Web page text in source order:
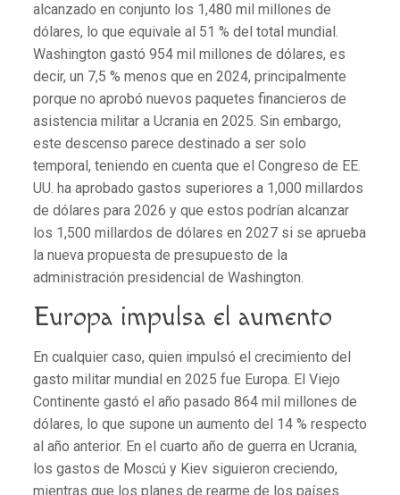
alcanzado en conjunto los 1,480 mil millones de
dólares, lo que equivale al 51 % del total mundial.
Washington gastó 954 mil millones de dólares, es
decir, un 7,5 % menos que en 2024, principalmente
porque no aprobó nuevos paquetes financieros de
asistencia militar a Ucrania en 2025. Sin embargo,
este descenso parece destinado a ser solo
temporal, teniendo en cuenta que el Congreso de EE.
UU. ha aprobado gastos superiores a 1,000 millardos
de dólares para 2026 y que estos podrían alcanzar
los 1,500 millardos de dólares en 2027 si se aprueba
la nueva propuesta de presupuesto de la
administración presidencial de Washington.
Europa impulsa el aumento
En cualquier caso, quien impulsó el crecimiento del
gasto militar mundial en 2025 fue Europa. El Viejo
Continente gastó el año pasado 864 mil millones de
dólares, lo que supone un aumento del 14 % respecto
al año anterior. En el cuarto año de guerra en Ucrania,
los gastos de Moscú y Kiev siguieron creciendo,
mientras que los planes de rearme de los países